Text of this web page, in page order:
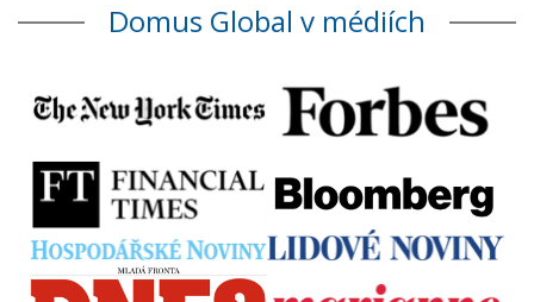
Domus Global v médiích